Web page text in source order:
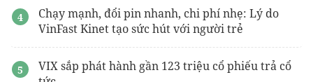
Chạy mạnh, đổi pin nhanh, chi phí nhẹ: Lý do
VinFast Kinet tạo sức hút với người trẻ
VIX sắp phát hành gần 123 triệu cổ phiếu trả cổ